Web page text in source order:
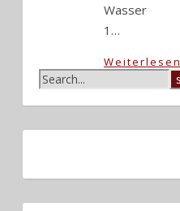
Wasser
1…
Weiterlesen